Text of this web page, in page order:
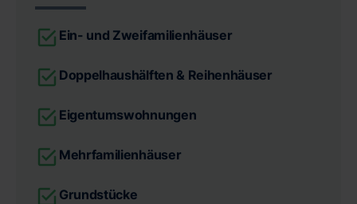
Ein- und Zweifamilienhäuser
Doppelhaushälften & Reihenhäuser
Eigentumswohnungen
Mehrfamilienhäuser
Grundstücke